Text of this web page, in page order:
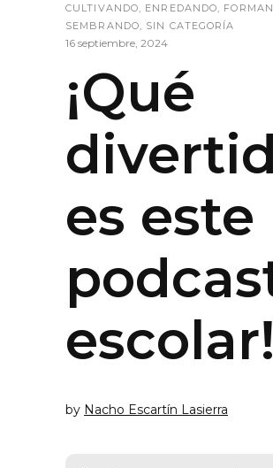
CULTIVANDO, ENREDANDO,
SEMBRANDO, SIN CATEGORÍA
16 septiembre, 2024
¡Qué
es este
escolar!
by Nacho Escartín Lasierra